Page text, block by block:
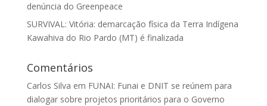
denúncia do Greenpeace
SURVIVAL: Vitória: demarcação física da Terra Indígena
Kawahiva do Rio Pardo (MT) é finalizada
Comentários
Carlos Silva em FUNAI: Funai e DNIT se reúnem para
dialogar sobre projetos prioritários para o Governo